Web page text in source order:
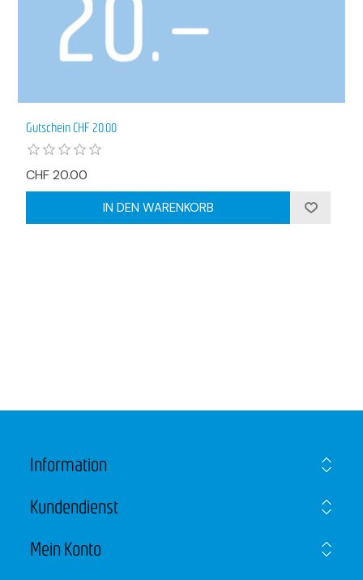
Gutschein CHF 20.00
CHF 20.00
Information
Kundendienst
Mein Konto